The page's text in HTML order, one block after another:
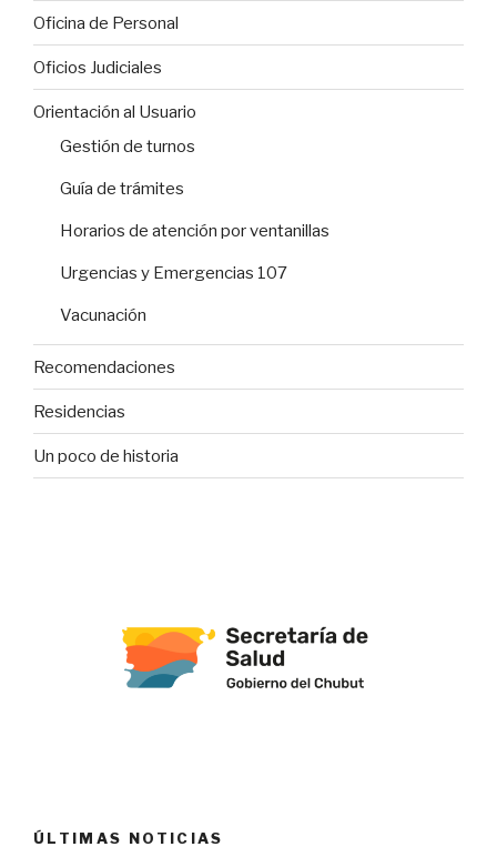
Oficina de Personal
Oficios Judiciales
Orientación al Usuario
Gestión de turnos
Guía de trámites
Horarios de atención por ventanillas
Urgencias y Emergencias 107
Vacunación
Recomendaciones
Residencias
Un poco de historia
ÚLTIMAS NOTICIAS